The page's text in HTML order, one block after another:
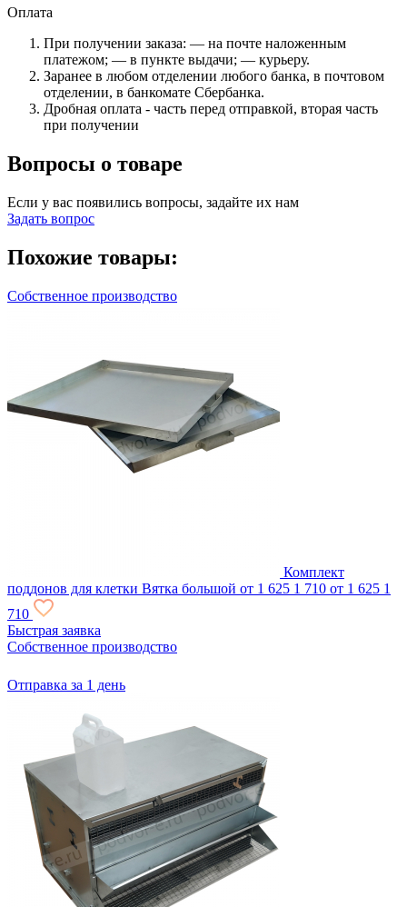
Оплата
При получении заказа: — на почте наложенным
платежом; — в пункте выдачи; — курьеру.
Заранее в любом отделении любого банка, в почтовом
отделении, в банкомате Сбербанка.
Дробная оплата - часть перед отправкой, вторая часть
при получении
Вопросы о товаре
Если у вас появились вопросы, задайте их нам
Задать вопрос
Похожие товары:
Собственное производство
Комплект
поддонов для клетки Вятка большой от 1 625 1 710 от 1 625 1
710
Быстрая заявка
Собственное производство
Отправка за 1 день